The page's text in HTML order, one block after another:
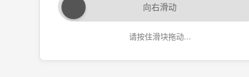
向右滑动
请按住滑块拖动...